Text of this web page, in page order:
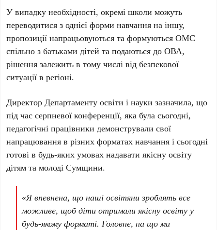
У випадку необхідності, окремі школи можуть
переводитися з однієї форми навчання на іншу,
пропозиції напрацьовуються та формуються ОМС
спільно з батьками дітей та подаються до ОВА,
рішення залежить в тому числі від безпекової
ситуації в регіоні.
Директор Департаменту освіти і науки зазначила, що
під час серпневої конференції, яка була сьогодні,
педагогічні працівники демонстрували свої
напрацювання в різних форматах навчання і сьогодні
готові в будь-яких умовах надавати якісну освіту
дітям та молоді Сумщини.
«Я впевнена, що наші освітяни зроблять все
можливе, щоб діти отримали якісну освіту у
будь-якому форматі. Головне, на що ми